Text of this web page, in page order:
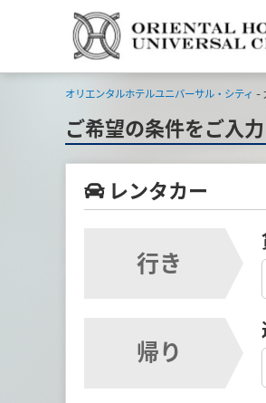
オリエンタルホテルユニバーサル・シティ -
ご希望の条件をご入
レンタカー
行き
帰り